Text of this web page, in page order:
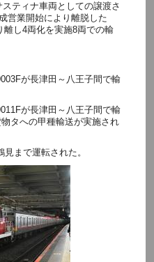
ティナ車両としての譲渡さ
営業開始により離脱した
離し4両化を実施8両での輸
が長津田～八王子間で輸
が長津田～八王子間で輸
タへの甲種輸送が実施され
まで運転された。